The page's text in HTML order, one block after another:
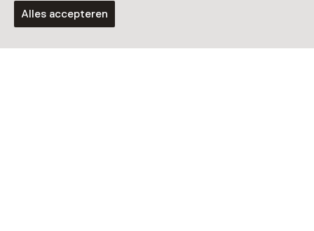
Alles accepteren